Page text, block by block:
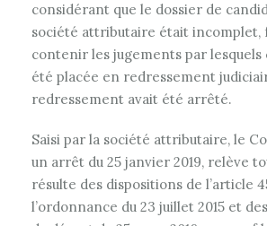
considérant que le dossier de
société attributaire était incomplet,
contenir les jugements par lesquels
été placée en redressement
redressement avait été arrêté.
Saisi par la société attributaire, le
un arrêt du 25 janvier 2019, relève
résulte des dispositions de l’article
l’ordonnance du 23 juillet 2015 et